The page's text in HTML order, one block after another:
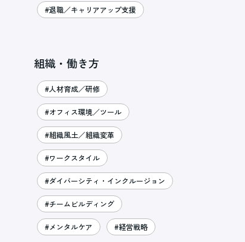
#退職／キャリアアップ支援
組織・働き方
#人材育成／研修
#オフィス環境／ツール
#組織風土／組織変革
#ワークスタイル
#ダイバーシティ・インクルージョン
#チームビルディング
#メンタルケア #経営戦略